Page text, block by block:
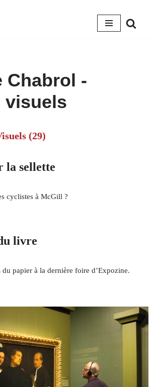
Chabrol -
visuels
(29)
la sellette
cyclistes à McGill ?
livre
du papier à la dernière foire d’Expozine.